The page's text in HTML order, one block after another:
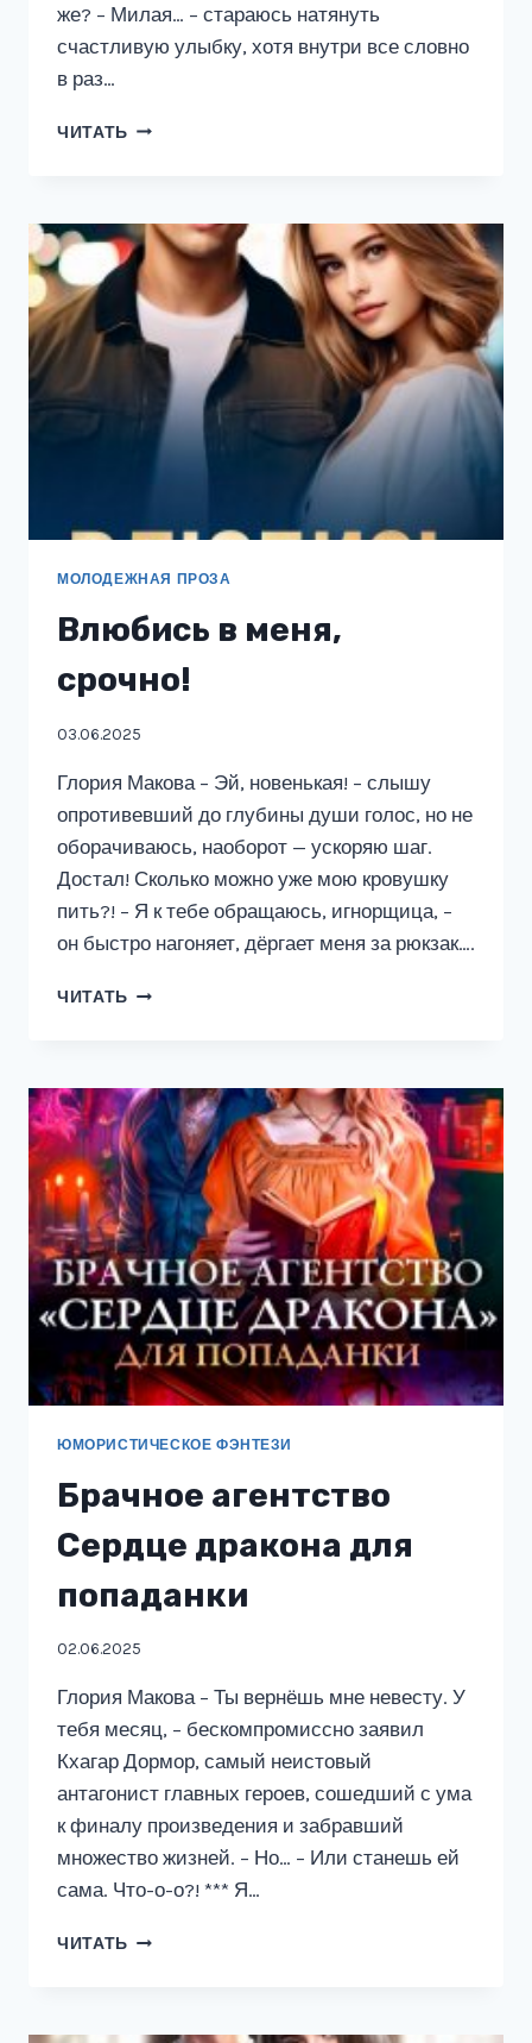
же? – Милая… – стараюсь натянуть
счастливую улыбку, хотя внутри все словно
в раз…
ЧИТАТЬ ШУТКА
МОЛОДЕЖНАЯ ПРОЗА
Влюбись в меня,
срочно!
03.06.2025
Глория Макова – Эй, новенькая! – слышу
опротивевший до глубины души голос, но не
оборачиваюсь, наоборот — ускоряю шаг.
Достал! Сколько можно уже мою кровушку
пить?! – Я к тебе обращаюсь, игнорщица, –
он быстро нагоняет, дёргает меня за рюкзак….
ЧИТАТЬ ВЛЮБИСЬ
ЮМОРИСТИЧЕСКОЕ ФЭНТЕЗИ
Брачное агентство
Сердце дракона для
попаданки
02.06.2025
Глория Макова – Ты вернёшь мне невесту. У
тебя месяц, – бескомпромиссно заявил
Кхагар Дормор, самый неистовый
антагонист главных героев, сошедший с ума
к финалу произведения и забравший
множество жизней. – Но… – Или станешь ей
сама. Что-о-о?! *** Я…
ЧИТАТЬ БРАЧНОЕ
ДЛЯ